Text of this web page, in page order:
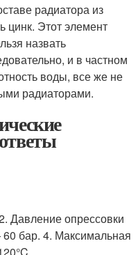
радиатора из
цинк. Этот элемент
назвать
и в частном
воды, все же не
радиаторами.
Давление опрессовки
бар. 4. Максимальная